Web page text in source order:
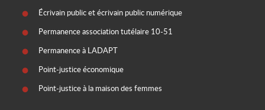
Écrivain public et écrivain public numérique
Permanence association tutélaire 10-51
Permanence à LADAPT
Point-justice économique
Point-justice à la maison des femmes